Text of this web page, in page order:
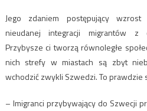
Jego zdaniem postępujący
nieudanej integracji migrantów z
Przybysze ci tworzą równoległe
nich strefy w miastach są zbyt
wchodzić zwykli Szwedzi. To prawdzie
– Imigranci przybywający do Szwecji